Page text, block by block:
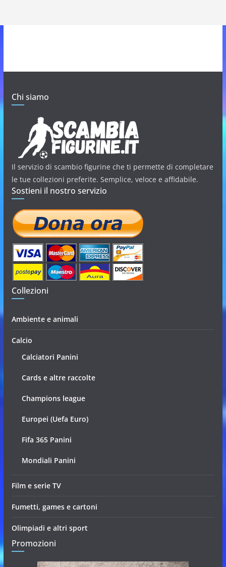
Chi siamo
Il servizio di scambio figurine che ti permette di completare
le tue collezioni preferite. Semplice, veloce e affidabile.
Sostieni il nostro servizio
Collezioni
Ambiente e animali
Calcio
Calciatori Panini
Cards e altre raccolte
Champions league
Europei (Uefa Euro)
Fifa 365 Panini
Mondiali Panini
Film e serie TV
Fumetti, games e cartoni
Olimpiadi e altri sport
Promozioni